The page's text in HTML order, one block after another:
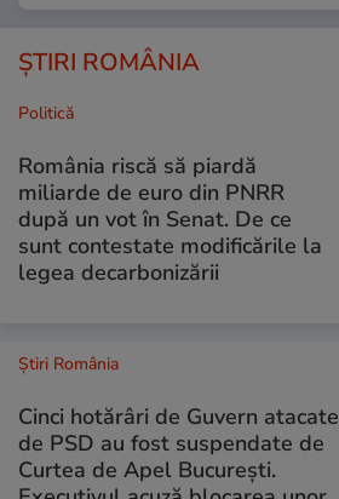
ȘTIRI ROMÂNIA
Politică
România riscă să piardă
miliarde de euro din PNRR
după un vot în Senat. De ce
sunt contestate modificările la
legea decarbonizării
Știri România
Cinci hotărâri de Guvern atacate
de PSD au fost suspendate de
Curtea de Apel București.